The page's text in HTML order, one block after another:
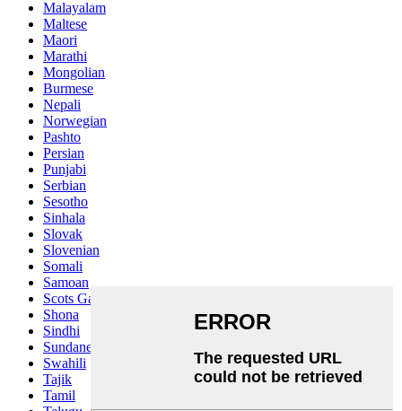
Malayalam
Maltese
Maori
Marathi
Mongolian
Burmese
Nepali
Norwegian
Pashto
Persian
Punjabi
Serbian
Sesotho
Sinhala
Slovak
Slovenian
Somali
Samoan
Scots Gaelic
Shona
Sindhi
Sundanese
Swahili
Tajik
Tamil